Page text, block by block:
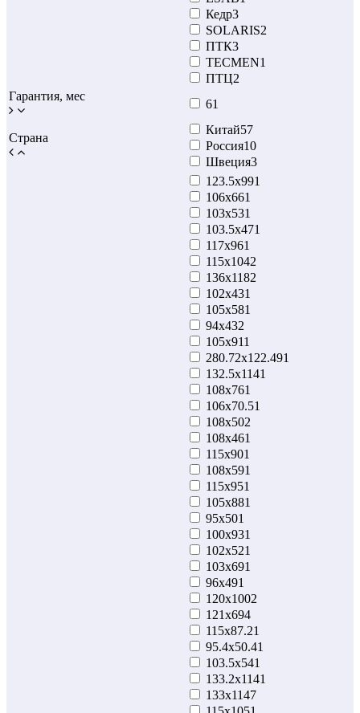
Кедр3
SOLARIS2
ПТК3
TECMEN1
ПТЦ2
Гарантия, мес
61
Страна
Китай57
Россия10
Швеция3
123.5x991
106x661
103x531
103.5x471
117х961
115х1042
136х1182
102x431
105x581
94x432
105x911
280.72x122.491
132.5х1141
108x761
106x70.51
108x502
108x461
115х901
108x591
115х951
105x881
95x501
100х931
102x521
103x691
96x491
120х1002
121х694
115х87.21
95.4x50.41
103.5x541
133.2х1141
133х1147